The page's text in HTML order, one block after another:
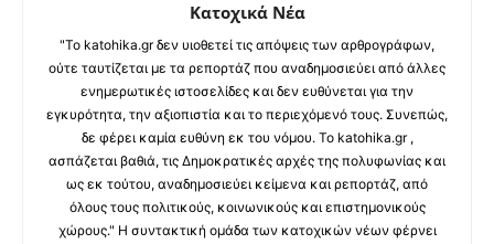
Κατοχικά Νέα
"Το katohika.gr δεν υιοθετεί τις απόψεις των αρθρογράφων,
ούτε ταυτίζεται με τα ρεπορτάζ που αναδημοσιεύει από άλλες
ενημερωτικές ιστοσελίδες και δεν ευθύνεται για την
εγκυρότητα, την αξιοπιστία και το περιεχόμενό τους. Συνεπώς,
δε φέρει καμία ευθύνη εκ του νόμου. Το katohika.gr ,
ασπάζεται βαθιά, τις Δημοκρατικές αρχές της πολυφωνίας και
ως εκ τούτου, αναδημοσιεύει κείμενα και ρεπορτάζ, από
όλους τους πολιτικούς, κοινωνικούς και επιστημονικούς
χώρους." Η συντακτική ομάδα των κατοχικών νέων φέρνει